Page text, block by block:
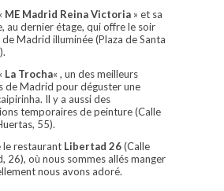
ME Madrid Reina Victoria » et sa
au dernier étage, qui offre le soir
de Madrid illuminée (Plaza de Santa
La Trocha« , un des meilleurs
de Madrid pour déguster une
Il y a aussi des
temporaires de peinture (Calle
55).
le restaurant Libertad 26(Calle
26), où nous sommes allés manger
nous avons adoré.